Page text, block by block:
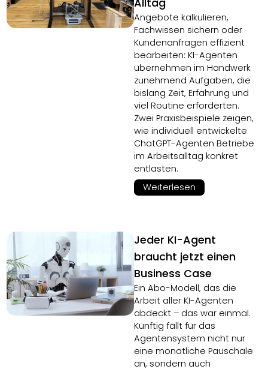
Angebote kalkulieren,
Fachwissen sichern oder
Kundenanfragen effizient
bearbeiten: KI-Agenten
übernehmen im Handwerk
zunehmend Aufgaben, die
bislang Zeit, Erfahrung und
viel Routine erforderten.
Zwei Praxisbeispiele zeigen,
wie individuell entwickelte
ChatGPT-Agenten Betriebe
im Arbeitsalltag konkret
entlasten.
Weiterlesen
Jeder KI-Agent
braucht jetzt einen
Business Case
Ein Abo-Modell, das die
Arbeit aller KI-Agenten
abdeckt – das war einmal.
Künftig fällt für das
Agentensystem nicht nur
eine monatliche Pauschale
an, sondern auch